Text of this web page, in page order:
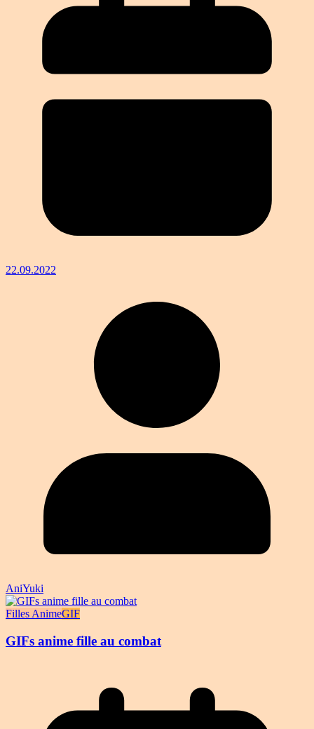
22.09.2022
AniYuki
Filles AnimeGIF
GIFs anime fille au combat